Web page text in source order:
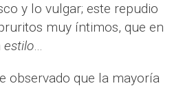
y lo vulgar; este repudio
muy íntimos, que en
estilo…
observado que la mayoría